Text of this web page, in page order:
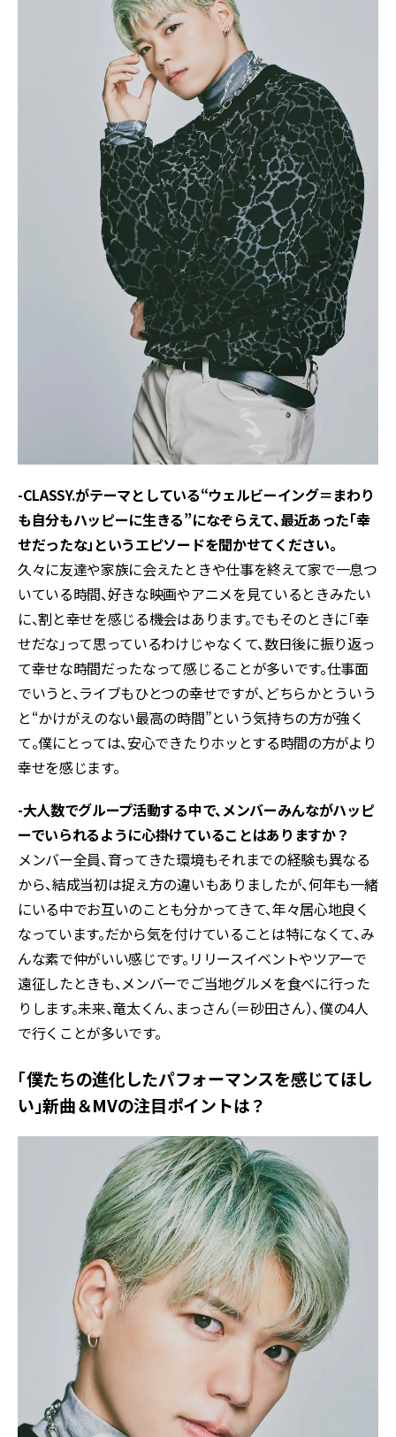
-CLASSY.がテーマとしている“ウェルビーイング＝まわり
も自分もハッピーに生きる”になぞらえて、最近あった「幸
せだったな」というエピソードを聞かせてください。
久々に友達や家族に会えたときや仕事を終えて家で一息つ
いている時間、好きな映画やアニメを見ているときみたい
に、割と幸せを感じる機会はあります。でもそのときに「幸
せだな」って思っているわけじゃなくて、数日後に振り返っ
て幸せな時間だったなって感じることが多いです。仕事面
でいうと、ライブもひとつの幸せですが、どちらかとういう
と“かけがえのない最高の時間”という気持ちの方が強く
て。僕にとっては、安心できたりホッとする時間の方がより
幸せを感じます。
-大人数でグループ活動する中で、メンバーみんながハッピ
ーでいられるように心掛けていることはありますか？
メンバー全員、育ってきた環境もそれまでの経験も異なる
から、結成当初は捉え方の違いもありましたが、何年も一緒
にいる中でお互いのことも分かってきて、年々居心地良く
なっています。だから気を付けていることは特になくて、み
んな素で仲がいい感じです。リリースイベントやツアーで
遠征したときも、メンバーでご当地グルメを食べに行った
りします。未来、竜太くん、まっさん（＝砂田さん）、僕の4人
で行くことが多いです。
「僕たちの進化したパフォーマンスを感じてほし
い」新曲＆MVの注目ポイントは？